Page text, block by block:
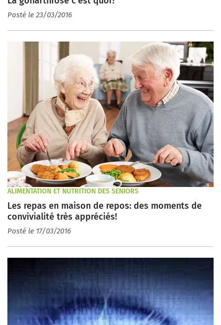
Posté le 23/03/2016
ALIMENTATION ET NUTRITION DES SENIORS
Les repas en maison de repos: des moments de
convivialité très appréciés!
Posté le 17/03/2016